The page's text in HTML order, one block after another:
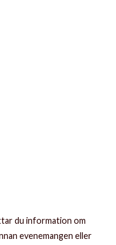
du information om
evenemangen eller